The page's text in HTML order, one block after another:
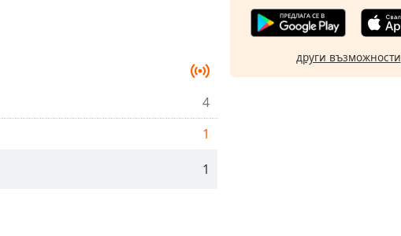
4
1
1
други възможности